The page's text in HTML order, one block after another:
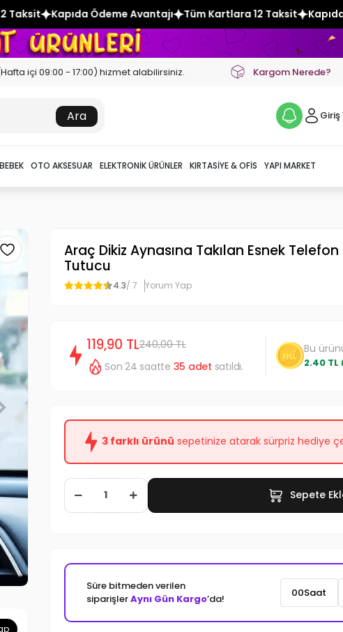
Avantajı Tüm Kartlara 12 Taksit Kapıda Ödeme Avantajı Tüm
içi 09:00 - 17:00) hizmet alabilirsiniz. Kargom Nerede?
Ara Giriş
OTO AKSESUAR ELEKTRONIK ÜRÜNLER KIRTASIYE & OFIS YAPI MARKET
Araç Dikiz Aynasına Takılan Esnek Telefon
Tutucu
4.3/ 7 Yorum Yap
119,90 TL240,00 TL
Son 24 saatte 35 adet satıldı.
Bu
2.40 TL
3 farklı ürünü sepetinize atarak sürpriz hediye
Sepete
Süre bitmeden verilen
siparişlerAynı Gün Kargo’da! 00Saat